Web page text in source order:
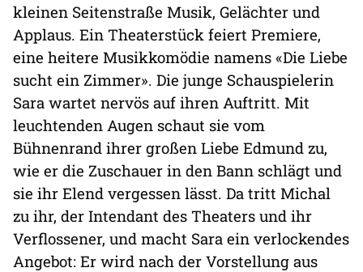
kleinen Seitenstraße Musik, Gelächter und
Applaus. Ein Theaterstück feiert Premiere,
eine heitere Musikkomödie namens «Die Liebe
sucht ein Zimmer». Die junge Schauspielerin
Sara wartet nervös auf ihren Auftritt. Mit
leuchtenden Augen schaut sie vom
Bühnenrand ihrer großen Liebe Edmund zu,
wie er die Zuschauer in den Bann schlägt und
sie ihr Elend vergessen lässt. Da tritt Michal
zu ihr, der Intendant des Theaters und ihr
Verflossener, und macht Sara ein verlockendes
Angebot: Er wird nach der Vorstellung aus